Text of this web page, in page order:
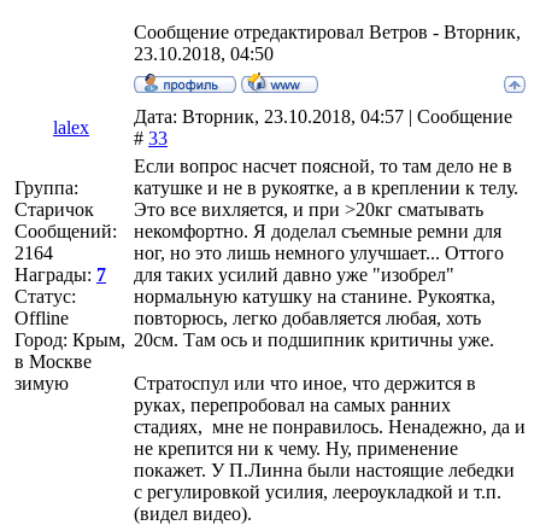
Сообщение отредактировал Ветров - Вторник,
23.10.2018, 04:50
lalex
Дата: Вторник, 23.10.2018, 04:57 | Сообщение
# 33
Группа:
Старичок
Сообщений:
2164
Награды: 7
Статус:
Offline
Город: Крым,
в Москве
зимую
Если вопрос насчет поясной, то там дело не в
катушке и не в рукоятке, а в креплении к телу.
Это все вихляется, и при >20кг сматывать
некомфортно. Я доделал съемные ремни для
ног, но это лишь немного улучшает... Оттого
для таких усилий давно уже "изобрел"
нормальную катушку на станине. Рукоятка,
повторюсь, легко добавляется любая, хоть
20см. Там ось и подшипник критичны уже.
Стратоспул или что иное, что держится в
руках, перепробовал на самых ранних
стадиях, мне не понравилось. Ненадежно, да и
не крепится ни к чему. Ну, применение
покажет. У П.Линна были настоящие лебедки
с регулировкой усилия, леероукладкой и т.п.
(видел видео).